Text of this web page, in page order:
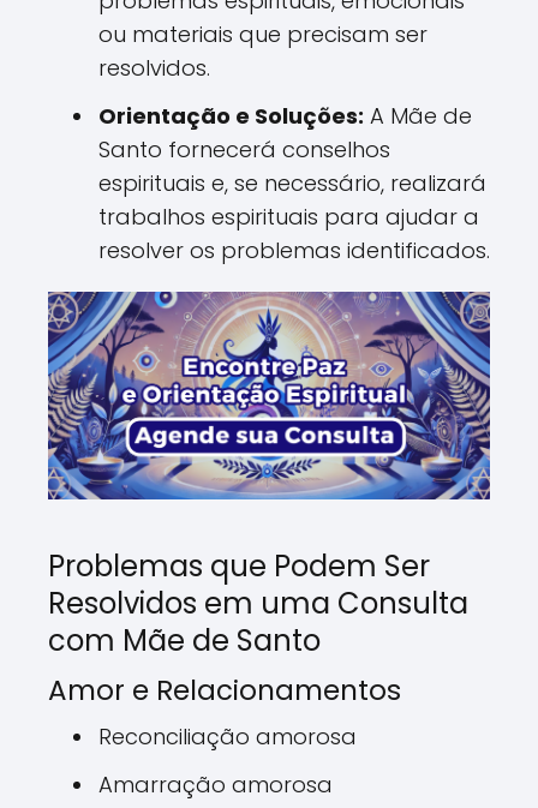
ou materiais que precisam ser
resolvidos.
Orientação e Soluções: A Mãe de
Santo fornecerá conselhos
espirituais e, se necessário, realizará
trabalhos espirituais para ajudar a
resolver os problemas identificados.
Problemas que Podem Ser
Resolvidos em uma Consulta
com Mãe de Santo
Amor e Relacionamentos
Reconciliação amorosa
Amarração amorosa